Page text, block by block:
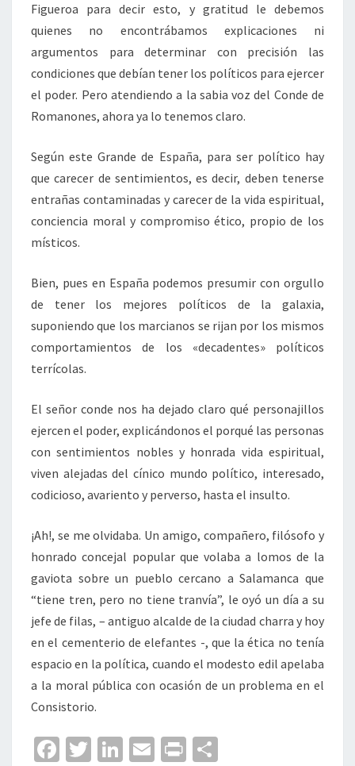
Figueroa para decir esto, y gratitud le debemos
quienes no encontrábamos explicaciones ni
argumentos para determinar con precisión las
condiciones que debían tener los políticos para ejercer
el poder. Pero atendiendo a la sabia voz del Conde de
Romanones, ahora ya lo tenemos claro.
Según este Grande de España, para ser político hay
que carecer de sentimientos, es decir, deben tenerse
entrañas contaminadas y carecer de la vida espiritual,
conciencia moral y compromiso ético, propio de los
místicos.
Bien, pues en España podemos presumir con orgullo
de tener los mejores políticos de la galaxia,
suponiendo que los marcianos se rijan por los mismos
comportamientos de los «decadentes» políticos
terrícolas.
El señor conde nos ha dejado claro qué personajillos
ejercen el poder, explicándonos el porqué las personas
con sentimientos nobles y honrada vida espiritual,
viven alejadas del cínico mundo político, interesado,
codicioso, avariento y perverso, hasta el insulto.
¡Ah!, se me olvidaba. Un amigo, compañero, filósofo y
honrado concejal popular que volaba a lomos de la
gaviota sobre un pueblo cercano a Salamanca que
“tiene tren, pero no tiene tranvía”, le oyó un día a su
jefe de filas, – antiguo alcalde de la ciudad charra y hoy
en el cementerio de elefantes -, que la ética no tenía
espacio en la política, cuando el modesto edil apelaba
a la moral pública con ocasión de un problema en el
Consistorio.
Fa T
Li
E
Pr